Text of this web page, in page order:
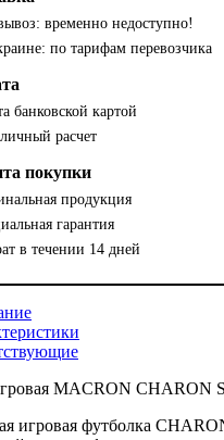
временно недоступно!
по тарифам перевозчика
банковской картой
расчет
покупки
продукция
гарантия
в течении 14 дней
MACRON CHARON
игровая футболка